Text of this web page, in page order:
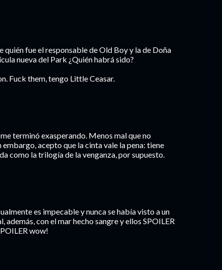
fue el responsable de Old Boy y la de Doña
nueva del Park ¿Quién habrá sido?
Fuck them, tengo Little Ceasar.
terminó exasperando. Menos mal que no
acepto que la cinta vale la pena: tiene
como la trilogía de la venganza, por supuesto.
es impecable y nunca se había visto a un
además, con el mar hecho sangre y ellos SPOILER
wow!